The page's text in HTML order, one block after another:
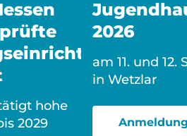
hohe
2029
2026
am 11. und
in Wetzlar